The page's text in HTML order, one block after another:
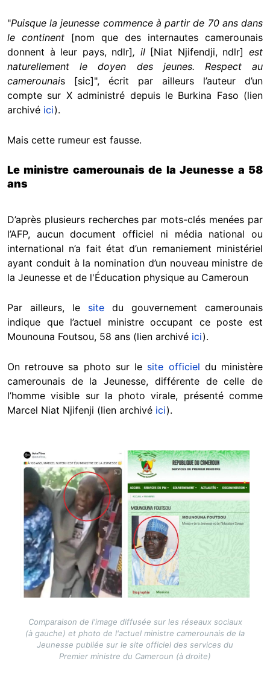
"Puisque la jeunesse commence à partir de 70 ans dans
le continent [nom que des internautes camerounais
donnent à leur pays, ndlr], il [Niat Njifendji, ndlr] est
naturellement le doyen des jeunes. Respect au
camerounais [sic]", écrit par ailleurs l’auteur d’un
compte sur X administré depuis le Burkina Faso (lien
archivé ici).
Mais cette rumeur est fausse.
Le ministre camerounais de la Jeunesse a 58
ans
D’après plusieurs recherches par mots-clés menées par
l’AFP, aucun document officiel ni média national ou
international n’a fait état d’un remaniement ministériel
ayant conduit à la nomination d’un nouveau ministre de
la Jeunesse et de l'Éducation physique au Cameroun
Par ailleurs, le site du gouvernement camerounais
indique que l’actuel ministre occupant ce poste est
Mounouna Foutsou, 58 ans (lien archivé ici).
On retrouve sa photo sur le site officiel du ministère
camerounais de la Jeunesse, différente de celle de
l’homme visible sur la photo virale, présenté comme
Marcel Niat Njifenji (lien archivé ici).
Image
Comparaison de l'image diffusée sur les réseaux sociaux
(à gauche) et photo de l'actuel ministre camerounais de la
Jeunesse publiée sur le site officiel des services du
Premier ministre du Cameroun (à droite)